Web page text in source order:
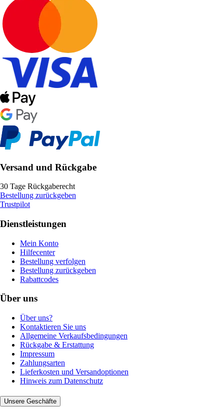
Versand und Rückgabe
30 Tage Rückgaberecht
Bestellung zurückgeben
Trustpilot
Dienstleistungen
Mein Konto
Hilfecenter
Bestellung verfolgen
Bestellung zurückgeben
Rabattcodes
Über uns
Über uns?
Kontaktieren Sie uns
Allgemeine Verkaufsbedingungen
Rückgabe & Erstattung
Impressum
Zahlungsarten
Lieferkosten und Versandoptionen
Hinweis zum Datenschutz
Unsere Geschäfte